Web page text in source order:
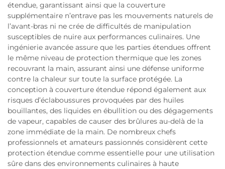
étendue, garantissant ainsi que la couverture
supplémentaire n’entrave pas les mouvements naturels de
l’avant-bras ni ne crée de difficultés de manipulation
susceptibles de nuire aux performances culinaires. Une
ingénierie avancée assure que les parties étendues offrent
le même niveau de protection thermique que les zones
recouvrant la main, assurant ainsi une défense uniforme
contre la chaleur sur toute la surface protégée. La
conception à couverture étendue répond également aux
risques d’éclaboussures provoquées par des huiles
bouillantes, des liquides en ébullition ou des dégagements
de vapeur, capables de causer des brûlures au-delà de la
zone immédiate de la main. De nombreux chefs
professionnels et amateurs passionnés considèrent cette
protection étendue comme essentielle pour une utilisation
sûre dans des environnements culinaires à haute